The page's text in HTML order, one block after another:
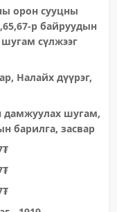
орон сууцны
р байруудын
сүлжээг
Налайх дүүрэг,
дамжуулах шугам,
барилга, засвар